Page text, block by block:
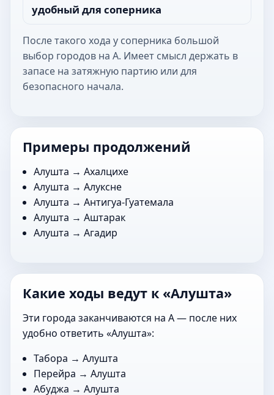
удобный для соперника
После такого хода у соперника большой
выбор городов на А. Имеет смысл держать в
запасе на затяжную партию или для
безопасного начала.
Примеры продолжений
Алушта →Ахалцихе
Алушта →Алуксне
Алушта →Антигуа-Гуатемала
Алушта →Аштарак
Алушта →Агадир
Какие ходы ведут к «Алушта»
Эти города заканчиваются на А — после них
удобно ответить «Алушта»:
Табора → Алушта
Перейра → Алушта
Абуджа → Алушта